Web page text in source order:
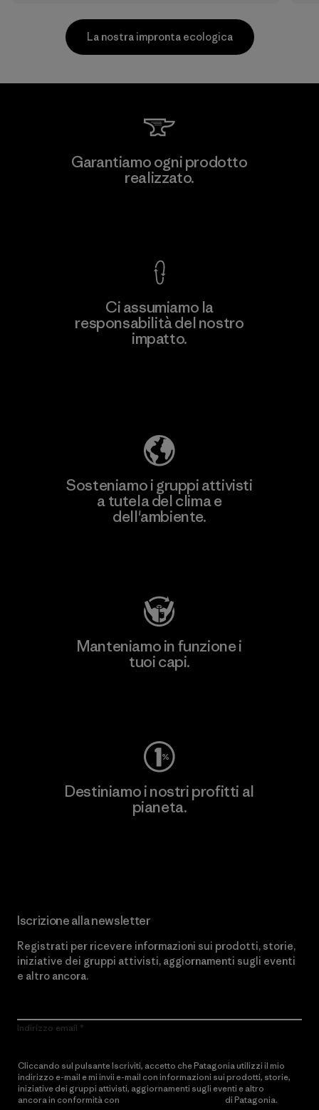
Scopri di più
Kingwhale Industries Corp.
La nostra impronta ecologica
Garantiamo ogni prodotto
realizzato.
Ci assumiamo la
responsabilità del nostro
impatto.
Sosteniamo i gruppi attivisti
a tutela del clima e
dell'ambiente.
Manteniamo in funzione i
tuoi capi.
Destiniamo i nostri profitti al
pianeta.
Iscrizione alla newsletter
Registrati per ricevere informazioni sui prodotti, storie,
iniziative dei gruppi attivisti, aggiornamenti sugli eventi
e altro ancora.
Indirizzo email
Cliccando sul pulsante Iscriviti, accetto che Patagonia utilizzi il mio
indirizzo e-mail e mi invii e-mail con informazioni sui prodotti, storie,
iniziative dei gruppi attivisti, aggiornamenti sugli eventi e altro
ancora in conformità con
di Patagonia.